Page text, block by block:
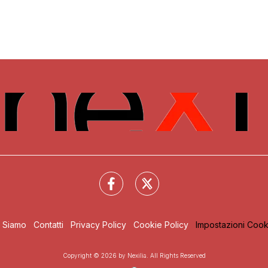
Siamo Contatti Privacy Policy Cookie Policy Impostazioni
Copyright © 2026 by Nexilia. All Rights Reserved